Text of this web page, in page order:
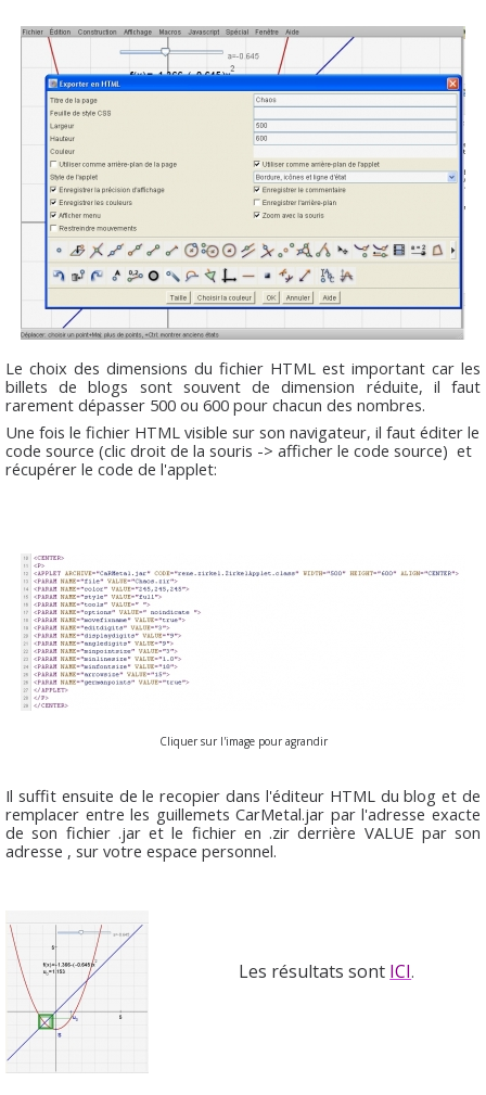
Le choix des dimensions du fichier HTML est important car les
billets de blogs sont souvent de dimension réduite, il faut
rarement dépasser 500 ou 600 pour chacun des nombres.
Une fois le fichier HTML visible sur son navigateur, il faut éditer le
code source (clic droit de la souris -> afficher le code source) et
récupérer le code de l'applet:
Cliquer sur l'image pour agrandir
Il suffit ensuite de le recopier dans l'éditeur HTML du blog et de
remplacer entre les guillemetsCarMetal.jar par l'adresse exacte
de son fichier .jar et le fichier en .zir derrière VALUE par son
adresse , sur votre espace personnel.
Les résultats sont ICI.